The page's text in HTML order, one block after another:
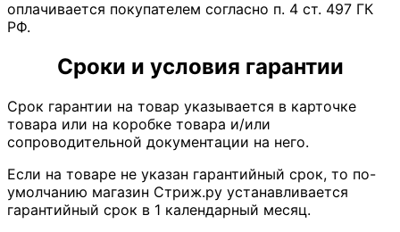
оплачивается покупателем согласно п. 4 ст. 497 ГК
РФ.
Сроки и условия гарантии
Срок гарантии на товар указывается в карточке
товара или на коробке товара и/или
сопроводительной документации на него.
Если на товаре не указан гарантийный срок, то по-
умолчанию магазин Стриж.ру устанавливается
гарантийный срок в 1 календарный месяц.